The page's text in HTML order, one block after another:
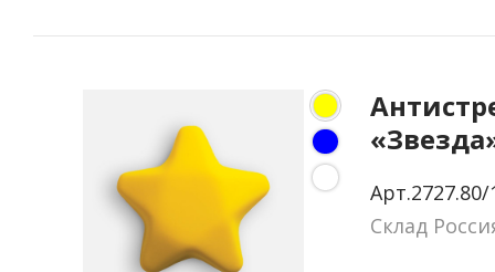
Арт.2727.80/
Склад